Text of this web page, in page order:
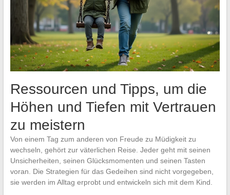
Ressourcen und Tipps, um die
Höhen und Tiefen mit Vertrauen
zu meistern
Von einem Tag zum anderen von Freude zu Müdigkeit zu
wechseln, gehört zur väterlichen Reise. Jeder geht mit seinen
Unsicherheiten, seinen Glücksmomenten und seinen Tasten
voran. Die Strategien für das Gedeihen sind nicht vorgegeben,
sie werden im Alltag erprobt und entwickeln sich mit dem Kind.